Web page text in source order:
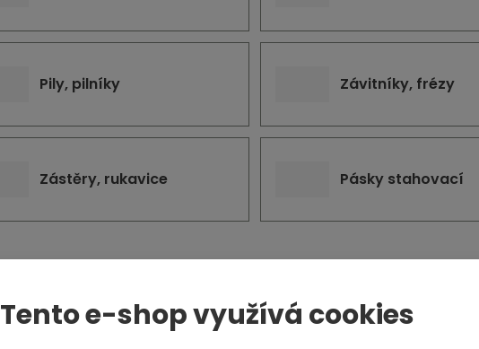
Tento e-shop využívá cookies
Pily, pilníky Závitníky, frézy
Zástěry, rukavice Pásky stahovací